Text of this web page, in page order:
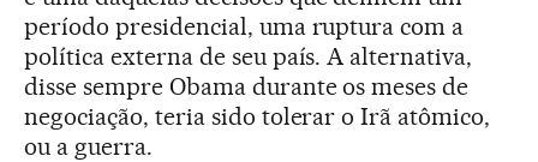
período presidencial, uma ruptura com a
política externa de seu país. A alternativa,
disse sempre Obama durante os meses de
negociação, teria sido tolerar o Irã atômico,
ou a guerra.